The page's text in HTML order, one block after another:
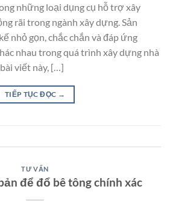
những loại dụng cụ hỗ trợ xây
rãi trong ngành xây dựng. Sản
nhỏ gọn, chắc chắn và đáp ứng
nhau trong quá trình xây dựng nhà
viết này, […]
TIẾP TỤC ĐỌC →
TƯ VẤN
để đổ bê tông chính xác